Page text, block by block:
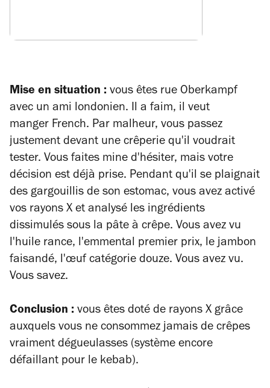
Mise en situation : vous êtes rue Oberkampf
avec un ami londonien. Il a faim, il veut
manger French. Par malheur, vous passez
justement devant une crêperie qu'il voudrait
tester. Vous faites mine d'hésiter, mais votre
décision est déjà prise. Pendant qu'il se plaignait
des gargouillis de son estomac, vous avez activé
vos rayons X et analysé les ingrédients
dissimulés sous la pâte à crêpe. Vous avez vu
l'huile rance, l'emmental premier prix, le jambon
faisandé, l'œuf catégorie douze. Vous avez vu.
Vous savez.
Conclusion : vous êtes doté de rayons X grâce
auxquels vous ne consommez jamais de crêpes
vraiment dégueulasses (système encore
défaillant pour le kebab).